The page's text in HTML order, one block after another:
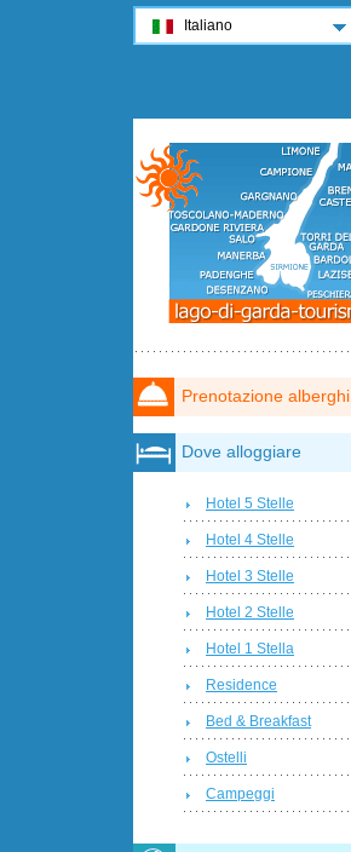
Prenotazione alberghi
Dove alloggiare
Hotel 5 Stelle
Hotel 4 Stelle
Hotel 3 Stelle
Hotel 2 Stelle
Hotel 1 Stella
Residence
Bed & Breakfast
Ostelli
Campeggi
Italiano